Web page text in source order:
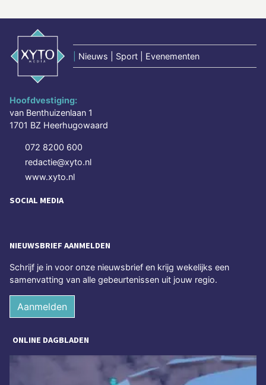
Nieuws | Sport | Evenementen
Hoofdvestiging:
van Benthuizenlaan 1
1701 BZ Heerhugowaard
072 8200 600
redactie@xyto.nl
www.xyto.nl
SOCIAL MEDIA
NIEUWSBRIEF AANMELDEN
Schrijf je in voor onze nieuwsbrief en krijg wekelijks een
samenvatting van alle gebeurtenissen uit jouw regio.
Aanmelden
ONLINE DAGBLADEN